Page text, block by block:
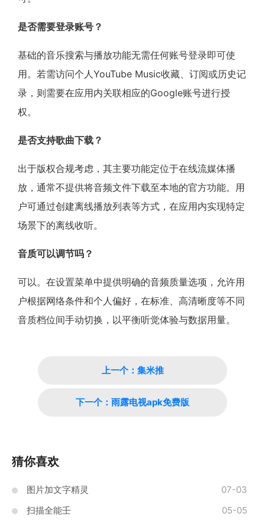
是否需要登录账号？
基础的音乐搜索与播放功能无需任何账号登录即可使
用。若需访问个人YouTube Music收藏、订阅或历史记
录，则需要在应用内关联相应的Google账号进行授
权。
是否支持歌曲下载？
出于版权合规考虑，其主要功能定位于在线流媒体播
放，通常不提供将音频文件下载至本地的官方功能。用
户可通过创建离线播放列表等方式，在应用内实现特定
场景下的离线收听。
音质可以调节吗？
可以。在设置菜单中提供明确的音频质量选项，允许用
户根据网络条件和个人偏好，在标准、高清晰度等不同
音质档位间手动切换，以平衡听觉体验与数据用量。
上一个：集米推
下一个：雨露电视apk免费版
猜你喜欢
图片加文字精灵
07-03
扫描全能壬
05-05